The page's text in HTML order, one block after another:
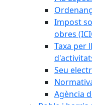
Impost
obres
Taxa per
Seu
Agència